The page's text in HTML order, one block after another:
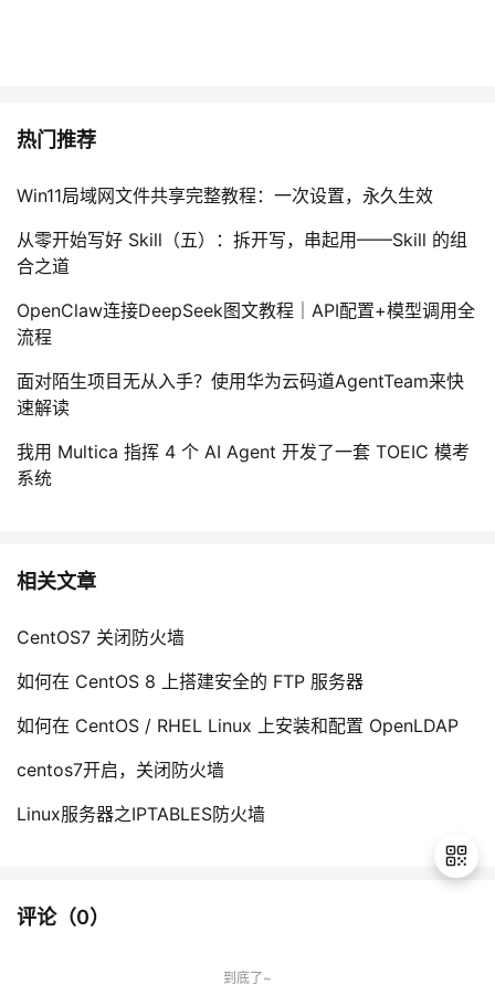
热门推荐
Win11局域网文件共享完整教程：一次设置，永久生效
从零开始写好 Skill（五）：拆开写，串起用——Skill 的组
合之道
OpenClaw连接DeepSeek图文教程｜API配置+模型调用全
流程
面对陌生项目无从入手？使用华为云码道AgentTeam来快
速解读
我用 Multica 指挥 4 个 AI Agent 开发了一套 TOEIC 模考
系统
相关文章
CentOS7 关闭防火墙
如何在 CentOS 8 上搭建安全的 FTP 服务器
如何在 CentOS / RHEL Linux 上安装和配置 OpenLDAP
centos7开启，关闭防火墙
Linux服务器之IPTABLES防火墙
评论（0）
到底了~